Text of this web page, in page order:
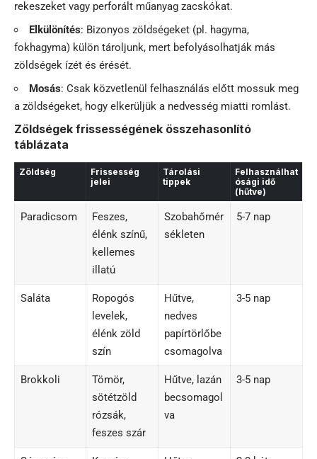
rekeszeket vagy perforált műanyag zacskókat.
Elkülönítés: Bizonyos zöldségeket (pl. hagyma,
fokhagyma) külön tároljunk, mert befolyásolhatják más
zöldségek ízét és érését.
Mosás: Csak közvetlenül felhasználás előtt mossuk meg
a zöldségeket, hogy elkerüljük a nedvesség miatti romlást.
Zöldségek frissességének összehasonlító
táblázata
Zöldség
Frissesség
jelei
Tárolási
tippek
Felhasználhat
ósági idő
(hűtve)
Paradicsom
Feszes,
élénk színű,
kellemes
illatú
Szobahőmér
sékleten
5-7 nap
Saláta
Ropogós
levelek,
élénk zöld
szín
Hűtve,
nedves
papírtörlőbe
csomagolva
3-5 nap
Brokkoli
Tömör,
sötétzöld
rózsák,
feszes szár
Hűtve, lazán
becsomagol
va
3-5 nap